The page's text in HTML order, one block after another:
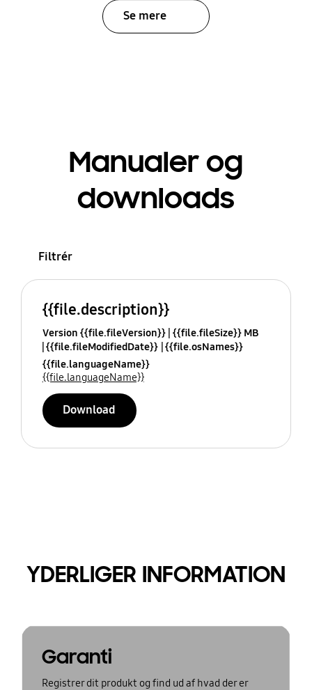
Se mere
Manualer og
downloads
Filtrér
{{file.description}}
Version {{file.fileVersion}} {{file.fileSize}} MB
{{file.fileModifiedDate}} {{file.osNames}}
{{file.languageName}}
{{file.languageName}}
Download
YDERLIGER INFORMATION
Garanti
Registrer dit produkt og find ud af hvad der er